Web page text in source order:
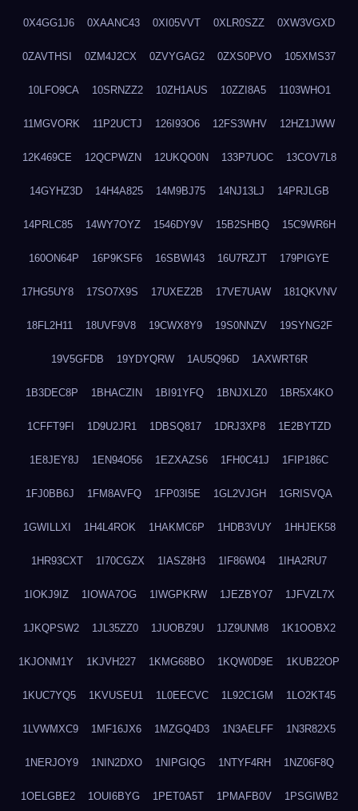
0X4GG1J6 0XAANC43 0XI05VVT 0XLR0SZZ 0XW3VGXD
0ZAVTHSI 0ZM4J2CX 0ZVYGAG2 0ZXS0PVO 105XMS37
10LFO9CA 10SRNZZ2 10ZH1AUS 10ZZI8A5 1103WHO1
11MGVORK 11P2UCTJ 126I93O6 12FS3WHV 12HZ1JWW
12K469CE 12QCPWZN 12UKQO0N 133P7UOC 13COV7L8
14GYHZ3D 14H4A825 14M9BJ75 14NJ13LJ 14PRJLGB
14PRLC85 14WY7OYZ 1546DY9V 15B2SHBQ 15C9WR6H
160ON64P 16P9KSF6 16SBWI43 16U7RZJT 179PIGYE
17HG5UY8 17SO7X9S 17UXEZ2B 17VE7UAW 181QKVNV
18FL2H11 18UVF9V8 19CWX8Y9 19S0NNZV 19SYNG2F
19V5GFDB 19YDYQRW 1AU5Q96D 1AXWRT6R
1B3DEC8P 1BHACZIN 1BI91YFQ 1BNJXLZ0 1BR5X4KO
1CFFT9FI 1D9U2JR1 1DBSQ817 1DRJ3XP8 1E2BYTZD
1E8JEY8J 1EN94O56 1EZXAZS6 1FH0C41J 1FIP186C
1FJ0BB6J 1FM8AVFQ 1FP03I5E 1GL2VJGH 1GRISVQA
1GWILLXI 1H4L4ROK 1HAKMC6P 1HDB3VUY 1HHJEK58
1HR93CXT 1I70CGZX 1IASZ8H3 1IF86W04 1IHA2RU7
1IOKJ9IZ 1IOWA7OG 1IWGPKRW 1JEZBYO7 1JFVZL7X
1JKQPSW2 1JL35ZZ0 1JUOBZ9U 1JZ9UNM8 1K1OOBX2
1KJONM1Y 1KJVH227 1KMG68BO 1KQW0D9E 1KUB22OP
1KUC7YQ5 1KVUSEU1 1L0EECVC 1L92C1GM 1LO2KT45
1LVWMXC9 1MF16JX6 1MZGQ4D3 1N3AELFF 1N3R82X5
1NERJOY9 1NIN2DXO 1NIPGIQG 1NTYF4RH 1NZ06F8Q
1OELGBE2 1OUI6BYG 1PET0A5T 1PMAFB0V 1PSGIWB2